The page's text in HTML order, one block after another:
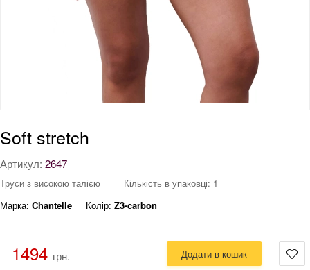
Soft stretch
Артикул: 2647
Труси з високою талією
Кількість в упаковці: 1
Марка: Chantelle Колір: Z3-carbon
1494 грн. Додати в кошик